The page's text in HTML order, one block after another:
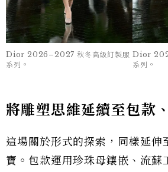
Dior 2026–2027 秋冬高級訂製服
系列。
Dior
系列。
將雕塑思維延續至包款
這場關於形式的探索，同樣延伸
寶。包款運用珍珠母鑲嵌、流蘇